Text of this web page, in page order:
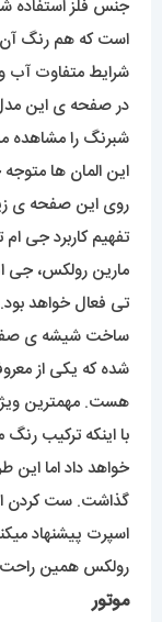
جنس فلز استفاده
است که هم رنگ آن
شرایط متفاوت آب
در صفحه ی این مدل
شبرنگ را مشاهده
این المان ها
روی این صفحه ی
مارین رولکس، جی
تی فعال خواهد بود.
ساخت شیشه ی
شده که یکی از
هست. مهمترین
با اینکه ترکیب
خواهد داد اما
گذاشت. ست کردن
اسپرت پیشنهاد
رولکس همین
موتور